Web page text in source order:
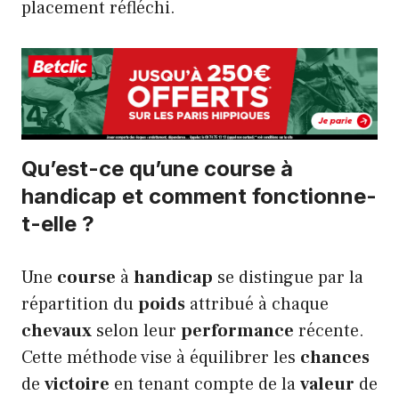
placement réfléchi.
Qu’est-ce qu’une course à
handicap et comment fonctionne-
t-elle ?
Une course àhandicap se distingue par la
répartition dupoids attribué à chaque
chevaux selon leur performance récente.
Cette méthode vise à équilibrer les chances
de victoire en tenant compte de lavaleur de